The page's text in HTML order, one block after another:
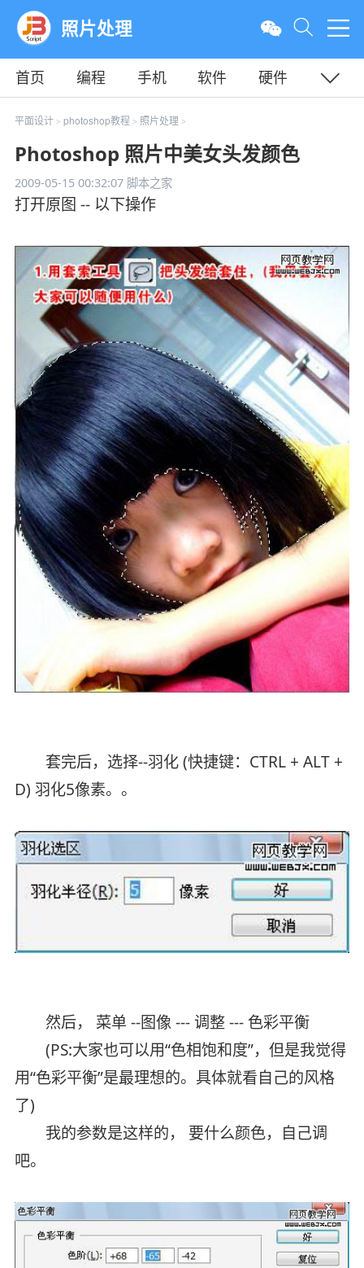
照片处理
首页 编程 手机 软件
硬件
教程
平面 服务器
平面设计> photoshop教程 > 照片处理 >
Photoshop 照片中美女头发颜色
2009-05-15 00:32:07脚本之家
打开原图 -- 以下操作
套完后，选择--羽化 (快捷键：CTRL + ALT +
D) 羽化5像素。。
然后， 菜单 --图像 --- 调整 --- 色彩平衡
(PS:大家也可以用“色相饱和度”，但是我觉得
用“色彩平衡”是最理想的。具体就看自己的风格
了)
我的参数是这样的， 要什么颜色，自己调
吧。